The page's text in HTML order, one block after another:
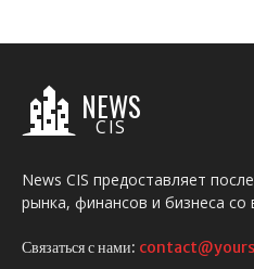
NEWS
CIS
News CIS предоставляет
рынка, финансов и бизнеса со
Связаться с нами: